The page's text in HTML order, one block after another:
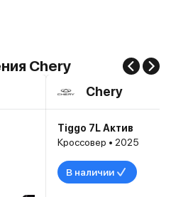
Chery
Chery
Tiggo 7L Актив
Кроссовер • 2025
В наличии